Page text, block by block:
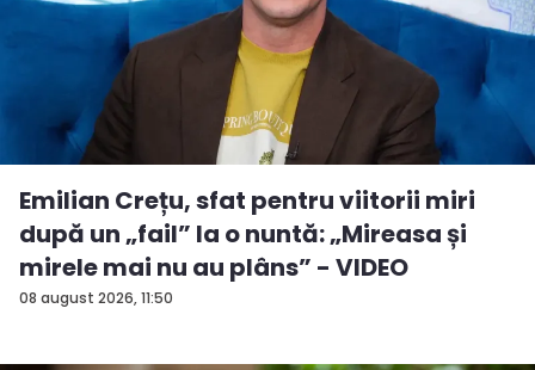
08 august 2026, 11:50
Emilian Crețu, sfat pentru viitorii miri
după un „fail” la o nuntă: „Mireasa și
mirele mai nu au plâns” - VIDEO